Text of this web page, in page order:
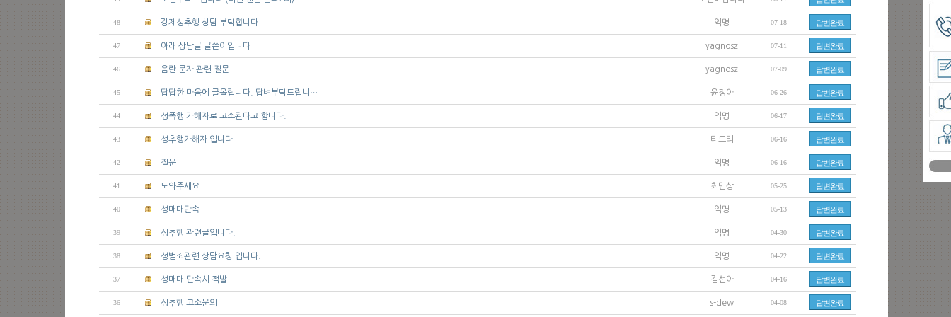
48 강제성추행 상담 부탁합니다. 익명 07-18 답변완료
47 아래 상담글 글쓴이입니다 yagnosz 07-11 답변완료
46 음란 문자 관련 질문 yagnosz 07-09 답변완료
45 답답한 마음에 글올립니다. 답벼부탁드립니… 윤정아 06-26 답변완료
44 성폭행 가해자로 고소된다고 합니다. 익명 06-17 답변완료
43 성추행가해자 입니다 티드리 06-16 답변완료
42 질문 익명 06-16 답변완료
41 도와주세요 최민상 05-25 답변완료
40 성매매단속 익명 05-13 답변완료
39 성추행 관련글입니다. 익명 04-30 답변완료
38 성범죄관련 상담요청 입니다. 익명 04-22 답변완료
37 성매매 단속시 적발 김선아 04-16 답변완료
36 성추행 고소문의 s-dew 04-08 답변완료